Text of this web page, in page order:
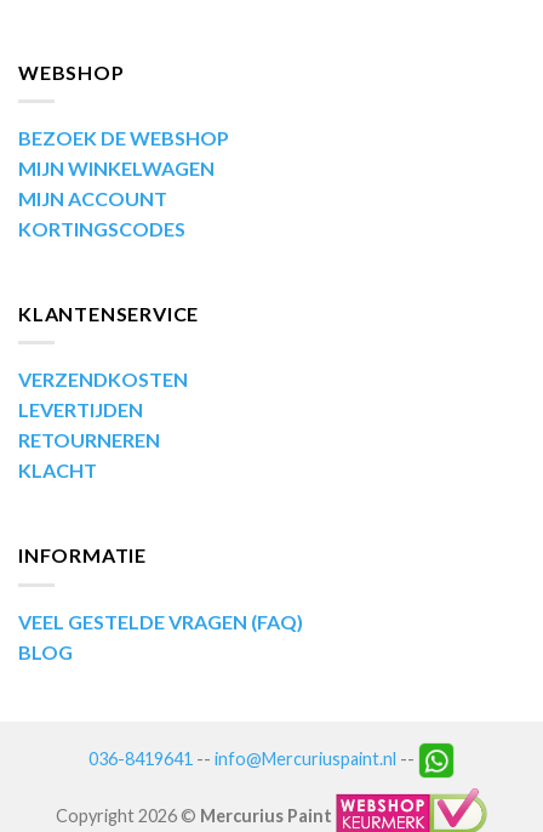
WEBSHOP
BEZOEK DE WEBSHOP
MIJN WINKELWAGEN
MIJN ACCOUNT
KORTINGSCODES
KLANTENSERVICE
VERZENDKOSTEN
LEVERTIJDEN
RETOURNEREN
KLACHT
INFORMATIE
VEEL GESTELDE VRAGEN (FAQ)
BLOG
036-8419641 -- info@Mercuriuspaint.nl --
Copyright 2026 © Mercurius Paint